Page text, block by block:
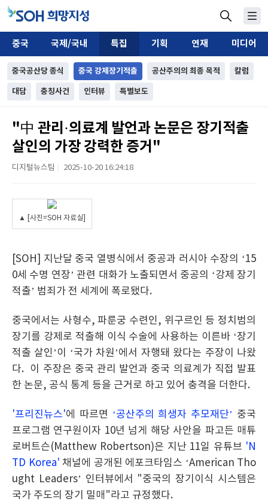
중국 국제/국내 특집 기획 연재 미디어
중국공산당 종식 중국 강제장기적출 공산주의의 최종 목적 칼럼
대담 충칭사건 인터뷰 특별보도
"中 관리·의료계 발언과 논문은 장기적출
살인의 가장 강력한 증거"
디지털뉴스팀 2025-10-20 16:24:18
▲ [사진=SOH 자료실]
[SOH] 지난달 중국 열병식에서 중공과 러시아 수장의 ‘15
0세 수명 연장’ 관련 대화가 노출되면서 중공의 ‘강제 장기
적출’ 범죄가 전 세계에 폭로됐다.
중국에서는 사형수, 파룬궁 수련인, 위구르인 등 정치범의
장기를 강제로 적출해 이식 수술에 사용하는 이른바 ‘장기
적출 살인’이 ‘국가 차원’에서 자행돼 왔다는 주장이 나왔
다. 이 주장은 중국 관리 발언과 중국 의료계가 직접 발표
한 논문, 공식 통계 등을 근거로 하고 있어 충격을 더한다.
'프리진뉴스'에 따르면 ‘공산주의 희생자 추모재단’ 중국
프로그램 연구원이자 10년 넘게 해당 사안을 파고든 매튜
로버트슨(Matthew Robertson)은 지난 11일 유튜브 'N
TD Korea' 채널에 공개된 에포크타임스 ‘American Tho
ught Leaders’ 인터뷰에서 "중국의 장기이식 시스템은
국가 주도의 장기 밀매"라고 규정했다.